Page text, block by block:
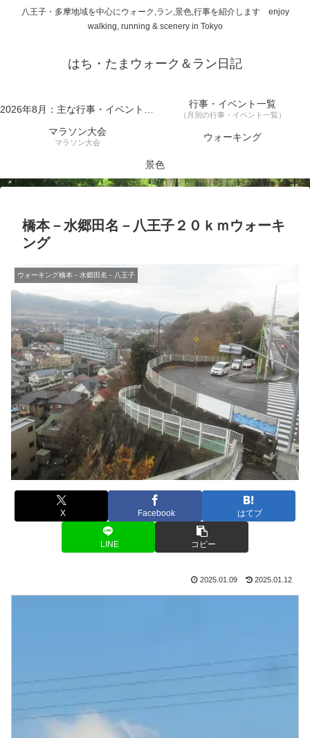
八王子・多摩地域を中心にウォーク,ラン,景色,行事を紹介します enjoy
walking, running & scenery in Tokyo
はち・たまウォーク＆ラン日記
2026年8月：主な行事・イベント一覧 行事・イベント一覧
（月別の行事・イベント一覧）
マラソン大会
マラソン大会 ウォーキング
景色
橋本－水郷田名－八王子２０ｋｍウォーキ
ング
ウォーキング橋本－水郷田名－八王子
X Facebook はてブ
LINE コピー
2025.01.09 2025.01.12